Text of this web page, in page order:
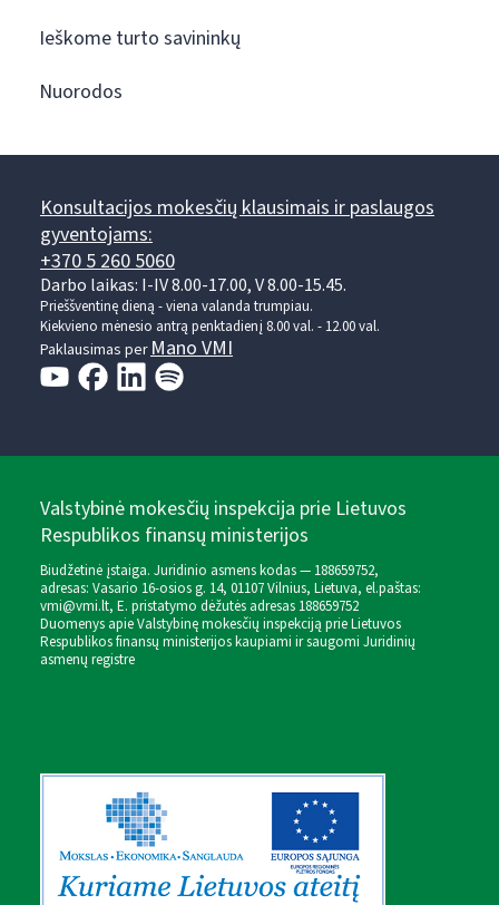
Ieškome turto savininkų
Nuorodos
Konsultacijos mokesčių klausimais ir paslaugos
gyventojams:
+370 5 260 5060
Darbo laikas: I-IV 8.00-17.00, V 8.00-15.45.
Prieššventinę dieną - viena valanda trumpiau.
Kiekvieno mėnesio antrą penktadienį 8.00 val. - 12.00 val.
Paklausimas perMano VMI
Valstybinė mokesčių inspekcija prie Lietuvos
Respublikos finansų ministerijos
Biudžetinė įstaiga. Juridinio asmens kodas — 188659752,
adresas: Vasario 16-osios g. 14, 01107 Vilnius, Lietuva, el.paštas:
vmi@vmi.lt, E. pristatymo dėžutės adresas 188659752
Duomenys apie Valstybinę mokesčių inspekciją prie Lietuvos
Respublikos finansų ministerijos kaupiami ir saugomi Juridinių
asmenų registre